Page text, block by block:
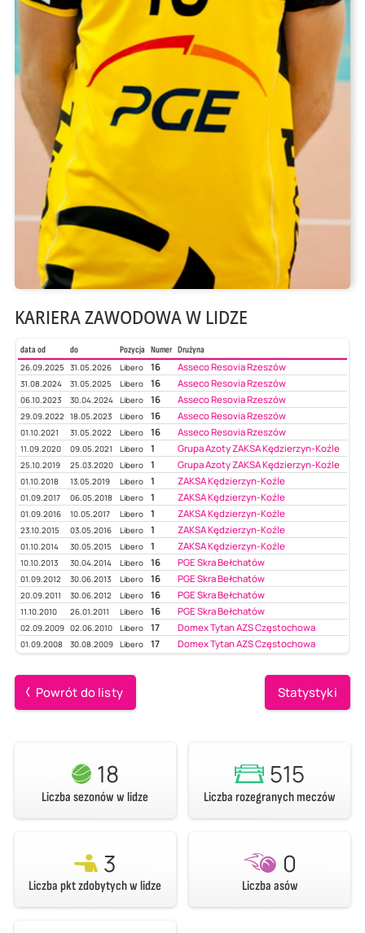
KARIERA ZAWODOWA W LIDZE
data od do Pozycja Numer Drużyna
26.09.2025
31.05.2026 Libero 16 Asseco Resovia Rzeszów
31.08.2024 31.05.2025 Libero 16 Asseco Resovia Rzeszów
06.10.2023 30.04.2024 Libero 16 Asseco Resovia Rzeszów
29.09.2022 18.05.2023 Libero 16 Asseco Resovia Rzeszów
01.10.2021 31.05.2022 Libero 16 Asseco Resovia Rzeszów
11.09.2020 09.05.2021 Libero 1 Grupa Azoty ZAKSA Kędzierzyn-Koźle
25.10.2019 25.03.2020 Libero 1 Grupa Azoty ZAKSA Kędzierzyn-Koźle
01.10.2018 13.05.2019 Libero 1 ZAKSA Kędzierzyn-Koźle
01.09.2017 06.05.2018 Libero 1 ZAKSA Kędzierzyn-Koźle
01.09.2016 10.05.2017 Libero 1 ZAKSA Kędzierzyn-Koźle
23.10.2015 03.05.2016 Libero 1 ZAKSA Kędzierzyn-Koźle
01.10.2014 30.05.2015 Libero 1 ZAKSA Kędzierzyn-Koźle
10.10.2013 30.04.2014 Libero 16 PGE Skra Bełchatów
01.09.2012 30.06.2013 Libero 16 PGE Skra Bełchatów
20.09.2011 30.06.2012 Libero 16 PGE Skra Bełchatów
11.10.2010 26.01.2011 Libero 16 PGE Skra Bełchatów
02.09.2009 02.06.2010 Libero 17 Domex Tytan AZS Częstochowa
01.09.2008 30.08.2009 Libero 17 Domex Tytan AZS Częstochowa
Powrót do listy Statystyki
18
Liczba sezonów w lidze
515
Liczba rozegranych meczów
3
Liczba pkt zdobytych w lidze
0
Liczba asów